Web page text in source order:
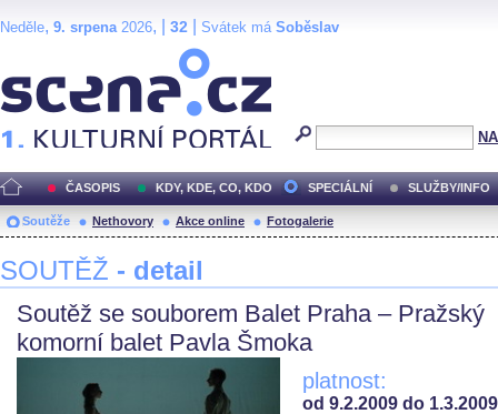
Neděle, 9. srpena2026, | 32 Svátek má Soběslav
ČASOPIS KDY, KDE, CO, KDO SPECIÁLNÍ SLUŽBY/INFO
Soutěže Nethovory Akce online Fotogalerie
SOUTĚŽ - detail
Soutěž se souborem Balet Praha – Pražský
komorní balet Pavla Šmoka
platnost:
od 9.2.2009 do 1.3.2009